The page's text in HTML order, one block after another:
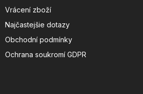
Vrácení zboží
Najčastejšie dotazy
Obchodní podmínky
Ochrana soukromí GDPR